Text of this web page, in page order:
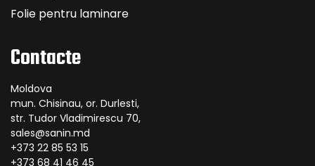
Folie pentru laminare
Contacte
Moldova
mun. Chisinau, or. Durlesti,
str. Tudor Vladimirescu 70,
sales@sanin.md
+373 22 85 53 15
+373 68 41 46 45